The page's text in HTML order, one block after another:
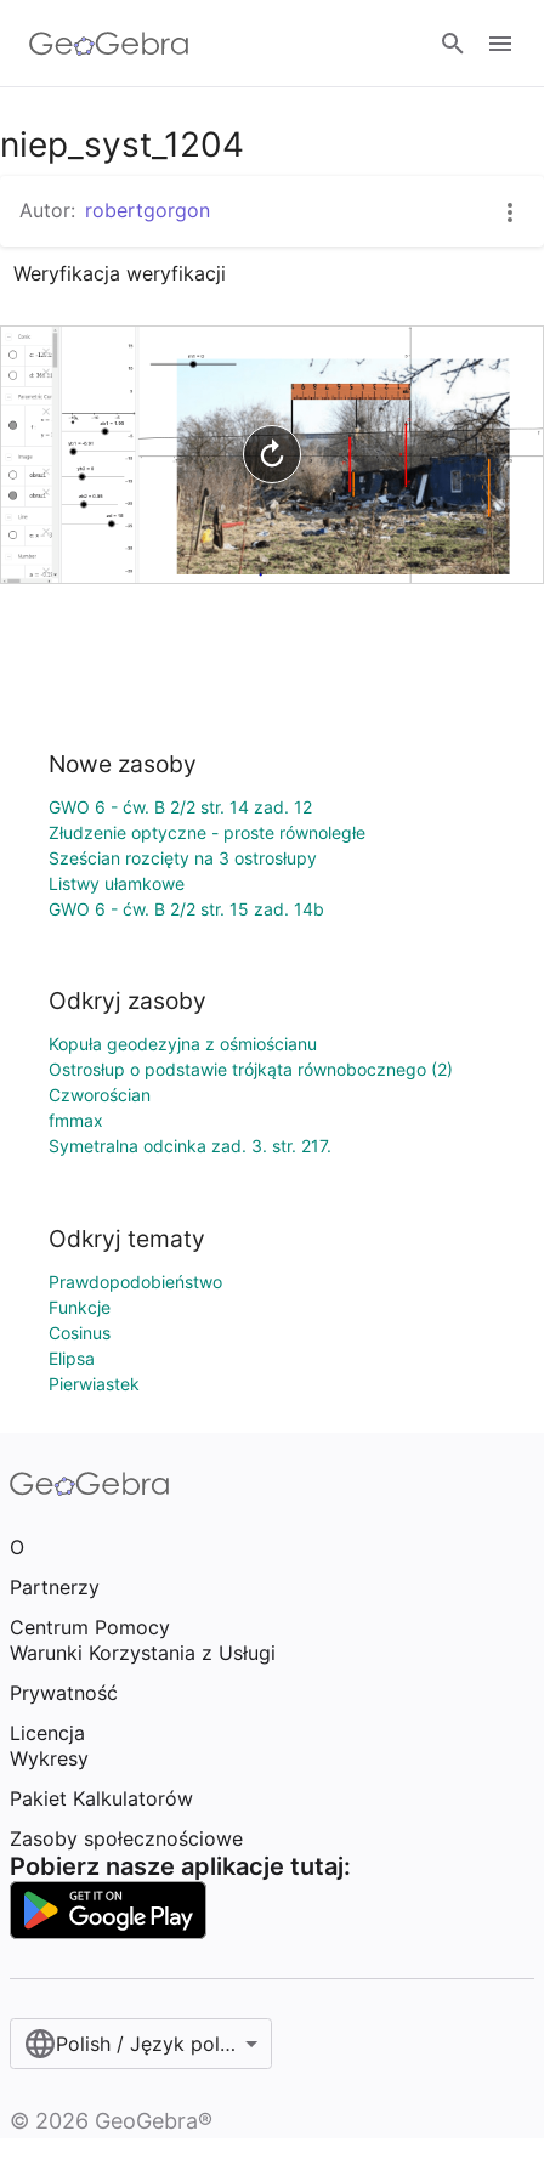
Google Classroom
GeoGebra Classroom
niep_syst_1204
Autor: robertgorgon
Weryfikacja weryfikacji
Nowe zasoby
GWO 6 - ćw. B 2/2 str. 14 zad. 12
Złudzenie optyczne - proste równoległe
Sześcian rozcięty na 3 ostrosłupy
Listwy ułamkowe
GWO 6 - ćw. B 2/2 str. 15 zad. 14b
Odkryj zasoby
Kopuła geodezyjna z ośmiościanu
Ostrosłup o podstawie trójkąta równobocznego (2)
Czworościan
fmmax
Symetralna odcinka zad. 3. str. 217.
Odkryj tematy
Prawdopodobieństwo
Funkcje
Cosinus
Elipsa
Pierwiastek
O
Partnerzy
Centrum Pomocy
Warunki Korzystania z Usługi
Prywatność
Licencja
Wykresy
Pakiet Kalkulatorów
Zasoby społecznościowe
Pobierz nasze aplikacje tutaj:
Polish / Język polski‎
© 2026 GeoGebra®